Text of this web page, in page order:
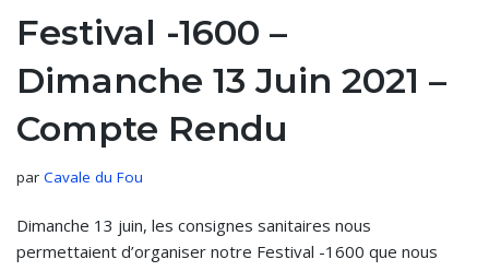
Festival -1600 –
Dimanche 13 Juin 2021 –
Compte Rendu
par Cavale du Fou
Dimanche 13 juin, les consignes sanitaires nous
permettaient d’organiser notre Festival -1600 que nous